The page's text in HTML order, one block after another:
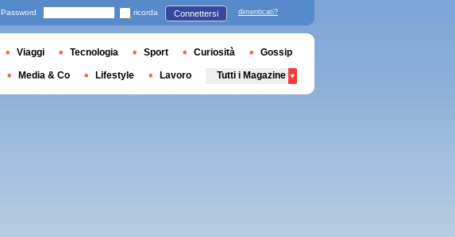
Password ricorda Connettersi dimenticati?
Viaggi Tecnologia Sport Curiosità Gossip
Media & Co Lifestyle Lavoro Tutti i Magazine